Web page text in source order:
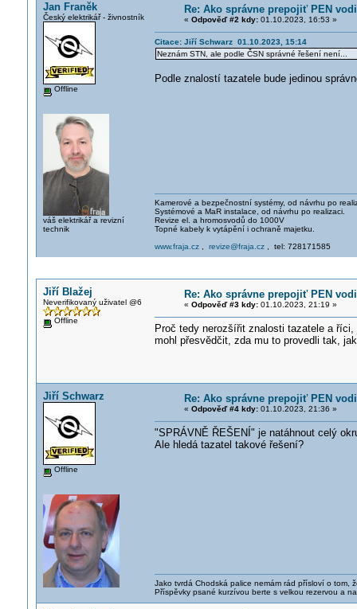
Jan Franěk
Český elektrikář - živnostník
Offline
váš elektrikář a revizní
technik
Re: Ako správne prepojiť PEN
« Odpověď #2 kdy:01.10.2023, 16:53 »
Citace: Jiří Schwarz 01.10.2023, 15:14
Neznám STN, ale podle ČSN správné řešení není...
Podle znalostí tazatele bude jedinou
Kamerové a bezpečnostní systémy, od návrhu po
Systémové a MaR instalace, od návrhu po realizaci.
Revize el. a hromosvodů do 1000V
Topné kabely k vytápění i ochraně majetku.
www.fraja.cz, revize@fraja.cz, tel: 728171585
Jiří Blažej
Neverifikovaný uživatel @6
Offline
Re: Ako správne prepojiť PEN
« Odpověď #3 kdy:01.10.2023, 21:19 »
Proč tedy nerozšířit znalosti tazatele a
mohl přesvědčit, zda mu to provedli tak,
Jiří Schwarz
Offline
Re: Ako správne prepojiť PEN
« Odpověď #4 kdy:01.10.2023, 21:36 »
"SPRÁVNĚ ŘEŠENÍ" je natáhnout celý
Ale hledá tazatel takové řešení?
Jako tvrdá Chodská palice nemám rád přísloví o tom,
Příspěvky psané kurzívou berte s velkou rezervou a